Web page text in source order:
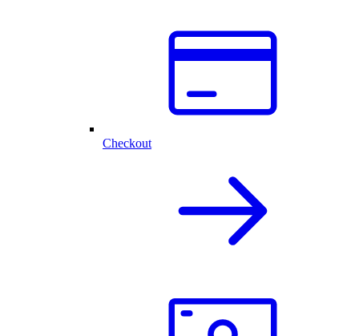
Checkout